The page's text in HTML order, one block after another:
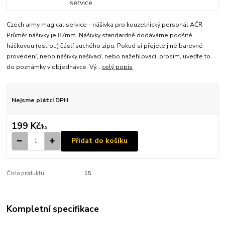
Czech army magical service - nášivka pro kouzelnický personál AČR
Průměr nášivky je 87mm. Nášivky standardně dodáváme podšité
háčkovou (ostrou) částí suchého zipu. Pokud si přejete jiné barevné
provedení, nebo nášivky našívací, nebo nažehlovací, prosím, uveďte to
do poznámky v objednávce. Vý... celý popis
Nejsme plátci DPH
199 Kč/ks
Přidat do košíku
Číslo produktu: 15
Kompletní specifikace